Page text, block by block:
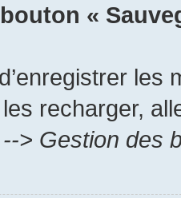
«
recharger,
> Gestion des